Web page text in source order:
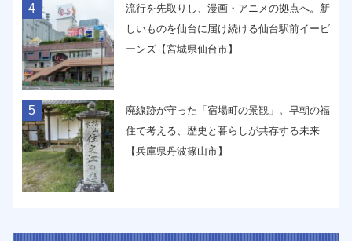
4
流行を先取りし、漫画・アニメの拠点へ。新
しいものを仙台に届け続ける仙台駅前イービ
ーンズ【宮城県仙台市】
5
廃線跡が守った「宿場町の景観」。早朝の福
住で考える、歴史と暮らしが共存する未来
【兵庫県丹波篠山市】